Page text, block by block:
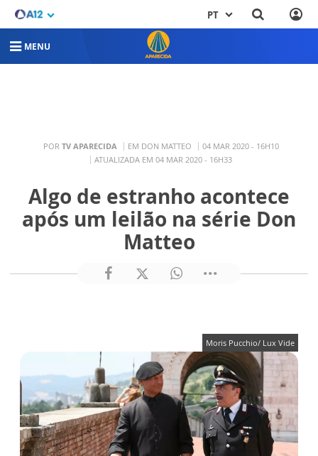
PT
MENU
POR TV APARECIDA EM DON MATTEO
04 MAR 2020 - 16H10
ATUALIZADA EM 04 MAR 2020 - 16H33
Algo de estranho acontece
após um leilão na série Don
Matteo
Moris Pucchio/ Lux Vide